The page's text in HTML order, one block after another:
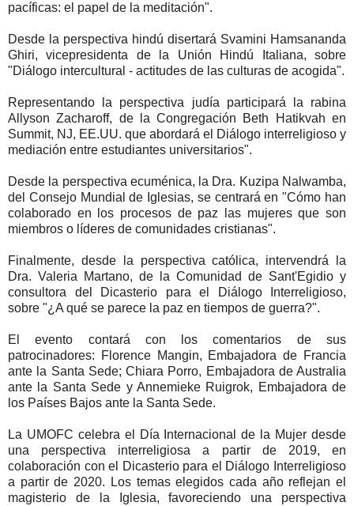
pacíficas: el papel de la meditación".
Desde la perspectiva hindú disertará Svamini Hamsananda
Ghiri, vicepresidenta de la Unión Hindú Italiana, sobre
"Diálogo intercultural - actitudes de las culturas de acogida".
Representando la perspectiva judía participará la rabina
Allyson Zacharoff, de la Congregación Beth Hatikvah en
Summit, NJ, EE.UU. que abordará el Diálogo interreligioso y
mediación entre estudiantes universitarios".
Desde la perspectiva ecuménica, la Dra. Kuzipa Nalwamba,
del Consejo Mundial de Iglesias, se centrará en "Cómo han
colaborado en los procesos de paz las mujeres que son
miembros o líderes de comunidades cristianas".
Finalmente, desde la perspectiva católica, intervendrá la
Dra. Valeria Martano, de la Comunidad de Sant'Egidio y
consultora del Dicasterio para el Diálogo Interreligioso,
sobre "¿A qué se parece la paz en tiempos de guerra?".
El evento contará con los comentarios de sus
patrocinadores: Florence Mangin, Embajadora de Francia
ante la Santa Sede; Chiara Porro, Embajadora de Australia
ante la Santa Sede y Annemieke Ruigrok, Embajadora de
los Países Bajos ante la Santa Sede.
La UMOFC celebra el Día Internacional de la Mujer desde
una perspectiva interreligiosa a partir de 2019, en
colaboración con el Dicasterio para el Diálogo Interreligioso
a partir de 2020. Los temas elegidos cada año reflejan el
magisterio de la Iglesia, favoreciendo una perspectiva